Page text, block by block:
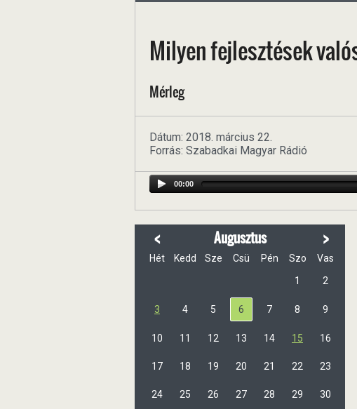
Milyen fejlesztések
Mérleg
Dátum: 2018. március 22.
Forrás: Szabadkai Magyar Rádió
00:00
< Augusztus >
Hét Kedd Sze Csü Pén Szo
Vas
1
2
3 4 5 6 7 8 9
10 11 12 13 14 15 16
17 18 19 20 21 22 23
24 25 26 27 28 29 30